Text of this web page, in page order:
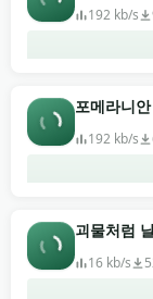
192 kb/s
포메라니
192 kb/s
괴물처럼
16 kb/s